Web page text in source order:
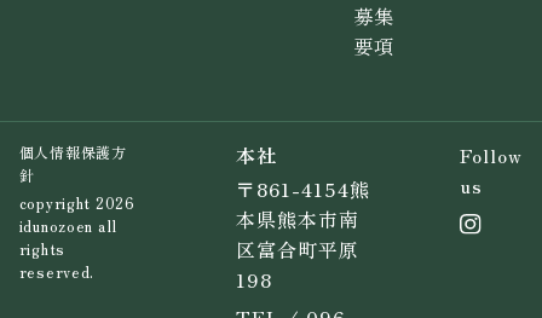
募集
要項
個人情報保護方
針
copyright 2026
idunozoen all
rights
reserved.
本社
〒861-4154熊
本県熊本市南
区富合町平原
198
Follow
us